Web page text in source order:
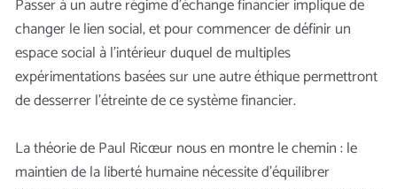
Passer à un autre régime d’échange financier implique de
changer le lien social, et pour commencer de définir un
espace social à l’intérieur duquel de multiples
expérimentations basées sur une autre éthique permettront
de desserrer l’étreinte de ce système financier.
La théorie de Paul Ricœur nous en montre le chemin : le
maintien de la liberté humaine nécessite d’équilibrer